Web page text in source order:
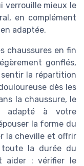
verrouille mieux le
en complément
adaptée.
chaussures en fin
gonflés,
la répartition
dès les
la chaussure, le
adapté à votre
la forme du
la cheville et offrir
la durée du
aider : vérifier le